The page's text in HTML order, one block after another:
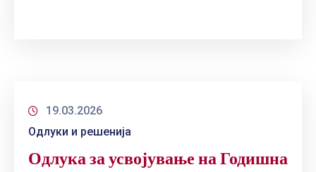
19.03.2026
Одлуки и решенија
Одлука за усвојување на Годишна